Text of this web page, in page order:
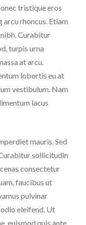
tristique eros
rhoncus. Etiam
Curabitur
turpis urna
at arcu.
lobortis eu at
vestibulum. Nam
lacus
mauris. Sed
sollicitudin
consectetur
faucibus ut
pulvinar
eleifend. Ut
euismod quis ante.